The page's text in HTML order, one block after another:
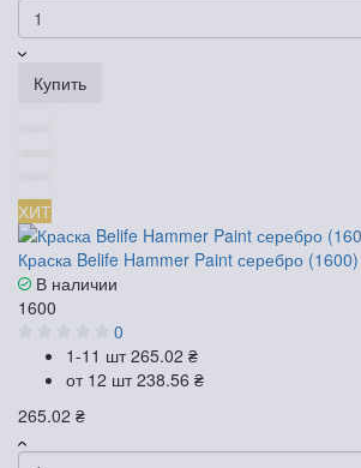
Купить
ХИТ
Краска Belife Hammer Paint серебро (1600)
В наличии
1600
0
1-11 шт265.02 ₴
от 12 шт238.56 ₴
265.02 ₴